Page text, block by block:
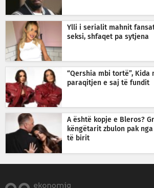
Ylli i serialit mahnit
seksi, shfaqet pa sytjena
“Qershia mbi tortë”, Kida
paraqitjen e saj të fundit
A është kopje e Bleros?
këngëtarit zbulon pak
të birit